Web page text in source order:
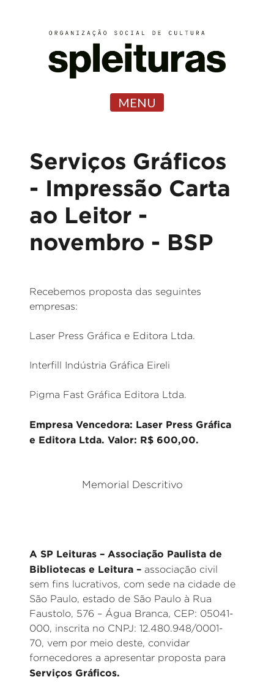
MENU
Serviços Gráficos
- Impressão Carta
ao Leitor -
novembro - BSP
Recebemos proposta das seguintes
empresas:
Laser Press Gráfica e Editora Ltda.
Interfill Indústria Gráfica Eireli
Pigma Fast Gráfica Editora Ltda.
Empresa Vencedora: Laser Press Gráfica
e Editora Ltda. Valor: R$ 600,00.
Memorial Descritivo
A SP Leituras – Associação Paulista de
Bibliotecas e Leitura – associação civil
sem fins lucrativos, com sede na cidade de
São Paulo, estado de São Paulo à Rua
Faustolo, 576 – Água Branca, CEP: 05041-
000, inscrita no CNPJ: 12.480.948/0001-
70, vem por meio deste, convidar
fornecedores a apresentar proposta para
Serviços Gráficos.